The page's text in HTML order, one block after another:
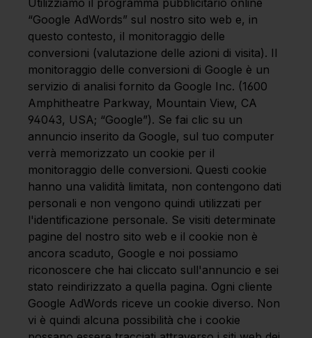
Utilizziamo il programma pubblicitario online
“Google AdWords” sul nostro sito web e, in
questo contesto, il monitoraggio delle
conversioni (valutazione delle azioni di visita). Il
monitoraggio delle conversioni di Google è un
servizio di analisi fornito da Google Inc. (1600
Amphitheatre Parkway, Mountain View, CA
94043, USA; “Google”). Se fai clic su un
annuncio inserito da Google, sul tuo computer
verrà memorizzato un cookie per il
monitoraggio delle conversioni. Questi cookie
hanno una validità limitata, non contengono dati
personali e non vengono quindi utilizzati per
l'identificazione personale. Se visiti determinate
pagine del nostro sito web e il cookie non è
ancora scaduto, Google e noi possiamo
riconoscere che hai cliccato sull'annuncio e sei
stato reindirizzato a quella pagina. Ogni cliente
Google AdWords riceve un cookie diverso. Non
vi è quindi alcuna possibilità che i cookie